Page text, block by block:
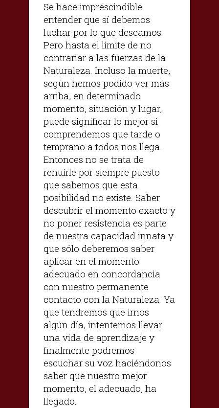
Se hace imprescindible
entender que sí debemos
luchar por lo que deseamos.
Pero hasta el límite de no
contrariar a las fuerzas de la
Naturaleza. Incluso la muerte,
según hemos podido ver más
arriba, en determinado
momento, situación y lugar,
puede significar lo mejor si
comprendemos que tarde o
temprano a todos nos llega.
Entonces no se trata de
rehuirle por siempre puesto
que sabemos que esta
posibilidad no existe. Saber
descubrir el momento exacto y
no poner resistencia es parte
de nuestra capacidad innata y
que sólo deberemos saber
aplicar en el momento
adecuado en concordancia
con nuestro permanente
contacto con la Naturaleza. Ya
que tendremos que irnos
algún día, intentemos llevar
una vida de aprendizaje y
finalmente podremos
escuchar su voz haciéndonos
saber que nuestro mejor
momento, el adecuado, ha
llegado.